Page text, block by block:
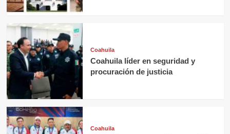
Coahuila
Coahuila líder en seguridad y
procuración de justicia
Coahuila